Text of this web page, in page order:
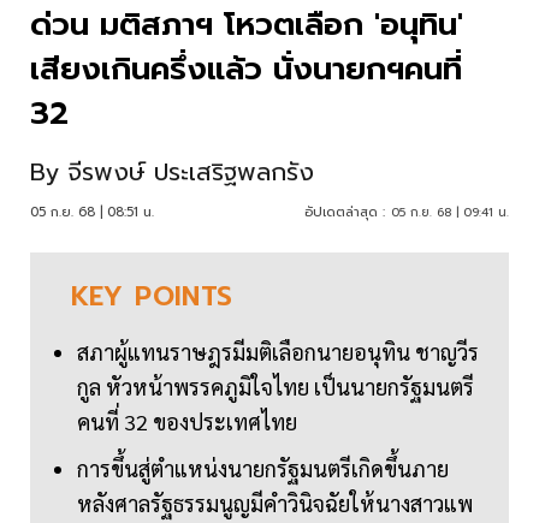
ด่วน มติสภาฯ โหวตเลือก 'อนุทิน'
เสียงเกินครึ่งแล้ว นั่งนายกฯคนที่
32
By จีรพงษ์ ประเสริฐพลกรัง
05 ก.ย. 68 | 08:51 น. อัปเดตล่าสุด : 05 ก.ย. 68 | 09:41 น.
KEY POINTS
สภาผู้แทนราษฎรมีมติเลือกนายอนุทิน ชาญวีร
กูล หัวหน้าพรรคภูมิใจไทย เป็นนายกรัฐมนตรี
คนที่ 32 ของประเทศไทย
การขึ้นสู่ตำแหน่งนายกรัฐมนตรีเกิดขึ้นภาย
หลังศาลรัฐธรรมนูญมีคำวินิจฉัยให้นางสาวแพ